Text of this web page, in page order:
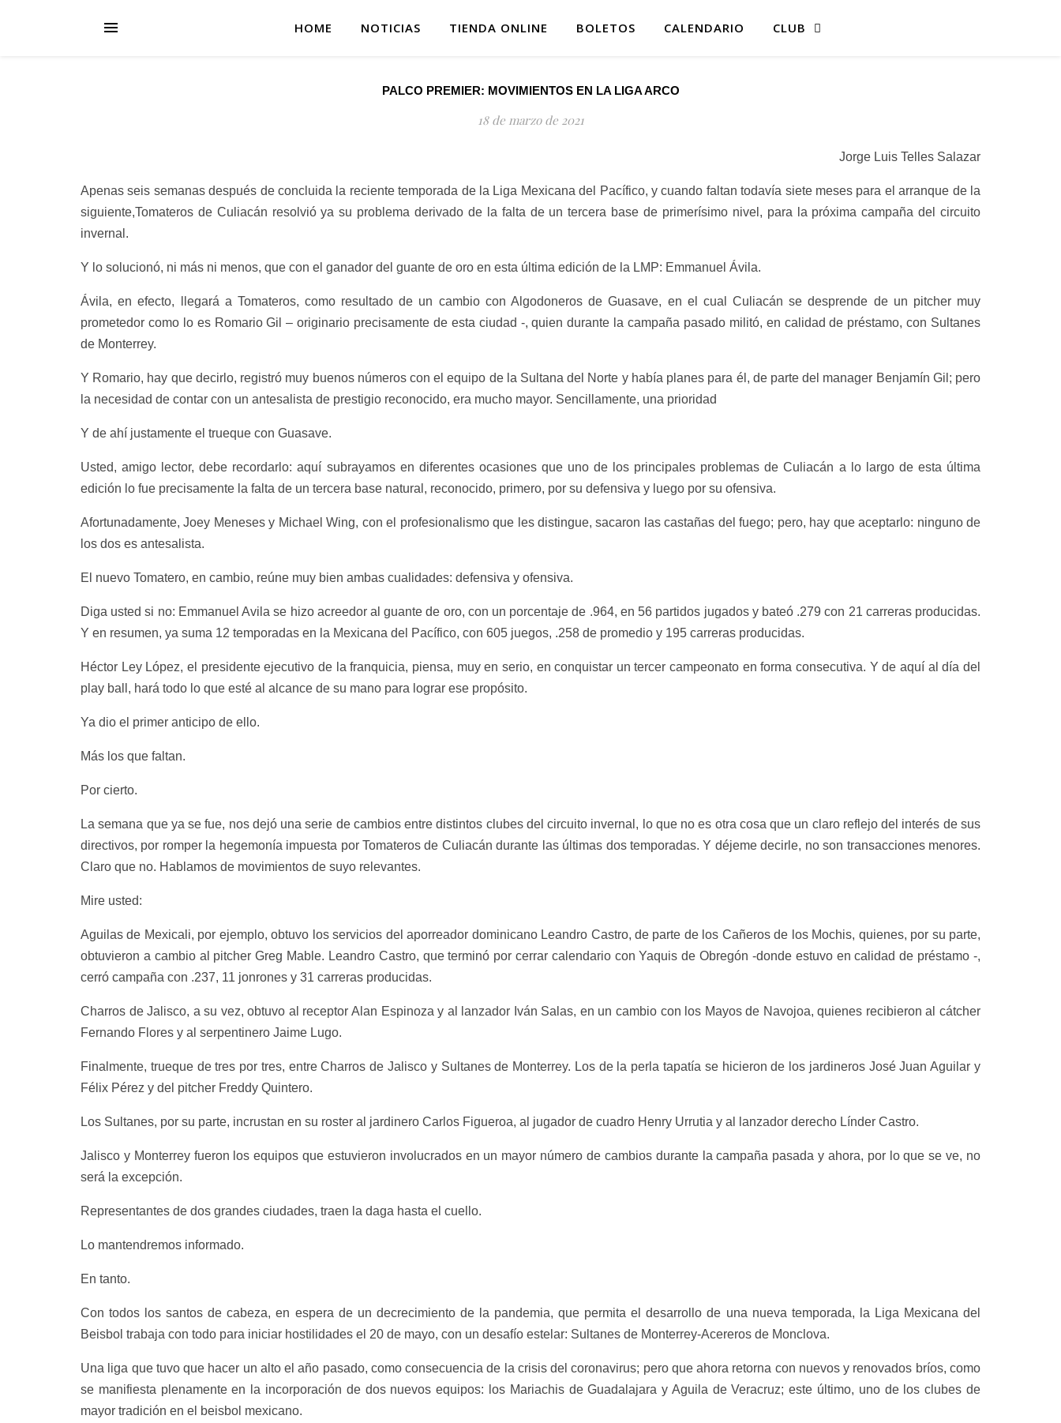
HOME NOTICIAS TIENDA ONLINE BOLETOS CALENDARIO CLUB
PALCO PREMIER: MOVIMIENTOS EN LA LIGA ARCO
18 de marzo de 2021
Jorge Luis Telles Salazar
Apenas seis semanas después de concluida la reciente temporada de la Liga Mexicana del Pacífico, y cuando faltan todavía siete meses para el arranque de la
siguiente,Tomateros de Culiacán resolvió ya su problema derivado de la falta de un tercera base de primerísimo nivel, para la próxima campaña del circuito
invernal.
Y lo solucionó, ni más ni menos, que con el ganador del guante de oro en esta última edición de la LMP: Emmanuel Ávila.
Ávila, en efecto, llegará a Tomateros, como resultado de un cambio con Algodoneros de Guasave, en el cual Culiacán se desprende de un pitcher muy
prometedor como lo es Romario Gil – originario precisamente de esta ciudad -, quien durante la campaña pasado militó, en calidad de préstamo, con Sultanes
de Monterrey.
Y Romario, hay que decirlo, registró muy buenos números con el equipo de la Sultana del Norte y había planes para él, de parte del manager Benjamín Gil; pero
la necesidad de contar con un antesalista de prestigio reconocido, era mucho mayor. Sencillamente, una prioridad
Y de ahí justamente el trueque con Guasave.
Usted, amigo lector, debe recordarlo: aquí subrayamos en diferentes ocasiones que uno de los principales problemas de Culiacán a lo largo de esta última
edición lo fue precisamente la falta de un tercera base natural, reconocido, primero, por su defensiva y luego por su ofensiva.
Afortunadamente, Joey Meneses y Michael Wing, con el profesionalismo que les distingue, sacaron las castañas del fuego; pero, hay que aceptarlo: ninguno de
los dos es antesalista.
El nuevo Tomatero, en cambio, reúne muy bien ambas cualidades: defensiva y ofensiva.
Diga usted si no: Emmanuel Avila se hizo acreedor al guante de oro, con un porcentaje de .964, en 56 partidos jugados y bateó .279 con 21 carreras producidas.
Y en resumen, ya suma 12 temporadas en la Mexicana del Pacífico, con 605 juegos, .258 de promedio y 195 carreras producidas.
Héctor Ley López, el presidente ejecutivo de la franquicia, piensa, muy en serio, en conquistar un tercer campeonato en forma consecutiva. Y de aquí al día del
play ball, hará todo lo que esté al alcance de su mano para lograr ese propósito.
Ya dio el primer anticipo de ello.
Más los que faltan.
Por cierto.
La semana que ya se fue, nos dejó una serie de cambios entre distintos clubes del circuito invernal, lo que no es otra cosa que un claro reflejo del interés de sus
directivos, por romper la hegemonía impuesta por Tomateros de Culiacán durante las últimas dos temporadas. Y déjeme decirle, no son transacciones menores.
Claro que no. Hablamos de movimientos de suyo relevantes.
Mire usted:
Aguilas de Mexicali, por ejemplo, obtuvo los servicios del aporreador dominicano Leandro Castro, de parte de los Cañeros de los Mochis, quienes, por su parte,
obtuvieron a cambio al pitcher Greg Mable. Leandro Castro, que terminó por cerrar calendario con Yaquis de Obregón -donde estuvo en calidad de préstamo -,
cerró campaña con .237, 11 jonrones y 31 carreras producidas.
Charros de Jalisco, a su vez, obtuvo al receptor Alan Espinoza y al lanzador Iván Salas, en un cambio con los Mayos de Navojoa, quienes recibieron al cátcher
Fernando Flores y al serpentinero Jaime Lugo.
Finalmente, trueque de tres por tres, entre Charros de Jalisco y Sultanes de Monterrey. Los de la perla tapatía se hicieron de los jardineros José Juan Aguilar y
Félix Pérez y del pitcher Freddy Quintero.
Los Sultanes, por su parte, incrustan en su roster al jardinero Carlos Figueroa, al jugador de cuadro Henry Urrutia y al lanzador derecho Línder Castro.
Jalisco y Monterrey fueron los equipos que estuvieron involucrados en un mayor número de cambios durante la campaña pasada y ahora, por lo que se ve, no
será la excepción.
Representantes de dos grandes ciudades, traen la daga hasta el cuello.
Lo mantendremos informado.
En tanto.
Con todos los santos de cabeza, en espera de un decrecimiento de la pandemia, que permita el desarrollo de una nueva temporada, la Liga Mexicana del
Beisbol trabaja con todo para iniciar hostilidades el 20 de mayo, con un desafío estelar: Sultanes de Monterrey-Acereros de Monclova.
Una liga que tuvo que hacer un alto el año pasado, como consecuencia de la crisis del coronavirus; pero que ahora retorna con nuevos y renovados bríos, como
se manifiesta plenamente en la incorporación de dos nuevos equipos: los Mariachis de Guadalajara y Aguila de Veracruz; este último, uno de los clubes de
mayor tradición en el beisbol mexicano.